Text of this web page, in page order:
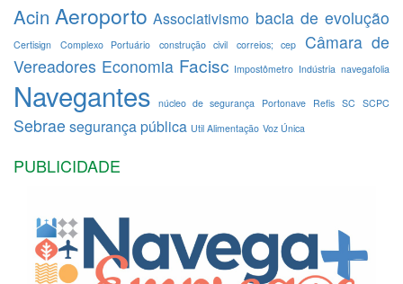
Acin Aeroporto Associativismo bacia de evolução
Certisign Complexo Portuário construção civil correios; cep
Câmara de
Vereadores Economia Facisc Impostômetro Indústria navegafolia
Navegantes núcleo de segurança Portonave Refis SC SCPC
Sebrae segurança pública Util Alimentação Voz Única
PUBLICIDADE